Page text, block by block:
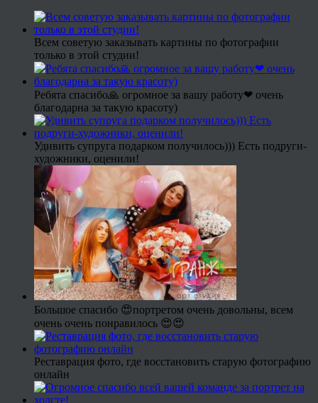
Всем советую заказывать картины по фотографии
только в этой студии!
Ребята спасибо🙏 огромное за вашу работу❤ очень
благодарна за такую красоту)
Удивить супруга подарком получилось))) Есть подруги-
художники, оценили!
Большое спасибо 😍портретом очень довольны, всем
очень очень понравилось 😍😍
Реставрация фото, где восстановить старую фотографию
онлайн